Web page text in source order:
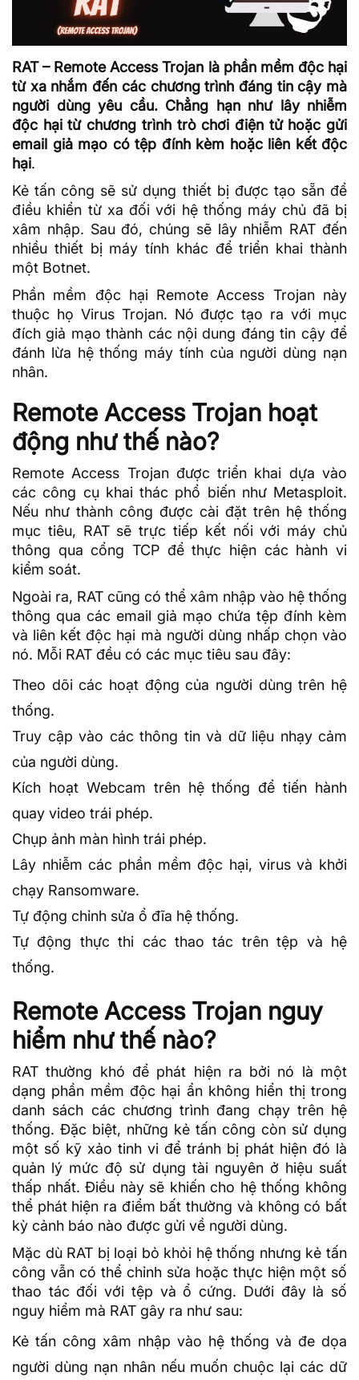
RAT – Remote Access Trojan là phần mềm độc hại
từ xa nhắm đến các chương trình đáng tin cậy mà
người dùng yêu cầu. Chẳng hạn như lây nhiễm
độc hại từ chương trình trò chơi điện tử hoặc gửi
email giả mạo có tệp đính kèm hoặc liên kết độc
hại.
Kẻ tấn công sẽ sử dụng thiết bị được tạo sẵn để
điều khiển từ xa đối với hệ thống máy chủ đã bị
xâm nhập. Sau đó, chúng sẽ lây nhiễm RAT đến
nhiều thiết bị máy tính khác để triển khai thành
một Botnet.
Phần mềm độc hại Remote Access Trojannày
thuộc họ Virus Trojan. Nó được tạo ra với mục
đích giả mạo thành các nội dung đáng tin cậy để
đánh lừa hệ thống máy tính của người dùng nạn
nhân.
Remote Access Trojan hoạt
động như thế nào?
Remote Access Trojan được triển khai dựa vào
các công cụ khai thác phổ biến như Metasploit.
Nếu như thành công được cài đặt trên hệ thống
mục tiêu, RAT sẽ trực tiếp kết nối với máy chủ
thông qua cổng TCP để thực hiện các hành vi
kiểm soát.
Ngoài ra, RAT cũng có thể xâm nhập vào hệ thống
thông qua các email giả mạo chứa tệp đính kèm
và liên kết độc hại mà người dùng nhấp chọn vào
nó. Mỗi RAT đều có các mục tiêu sau đây:
Theo dõi các hoạt động của người dùng trên hệ
thống.
Truy cập vào các thông tin và dữ liệu nhạy cảm
của người dùng.
Kích hoạt Webcam trên hệ thống để tiến hành
quay video trái phép.
Chụp ảnh màn hình trái phép.
Lây nhiễm các phần mềm độc hại, virus và khởi
chạy Ransomware.
Tự động chỉnh sửa ổ đĩa hệ thống.
Tự động thực thi các thao tác trên tệp và hệ
thống.
Remote Access Trojan nguy
hiểm như thế nào?
RAT thường khó để phát hiện ra bởi nó là một
dạng phần mềm độc hại ẩn không hiển thị trong
danh sách các chương trình đang chạy trên hệ
thống. Đặc biệt, những kẻ tấn công còn sử dụng
một số kỹ xảo tinh vi để tránh bị phát hiện đó là
quản lý mức độ sử dụng tài nguyên ở hiệu suất
thấp nhất. Điều này sẽ khiến cho hệ thống không
thể phát hiện ra điểm bất thường và không có bất
kỳ cảnh báo nào được gửi về người dùng.
Mặc dù RAT bị loại bỏ khỏi hệ thống nhưng kẻ tấn
công vẫn có thể chỉnh sửa hoặc thực hiện một số
thao tác đối với tệp và ổ cứng. Dưới đây là số
nguy hiểm mà RAT gây ra như sau:
Kẻ tấn công xâm nhập vào hệ thống và đe dọa
người dùng nạn nhân nếu muốn chuộc lại các dữ